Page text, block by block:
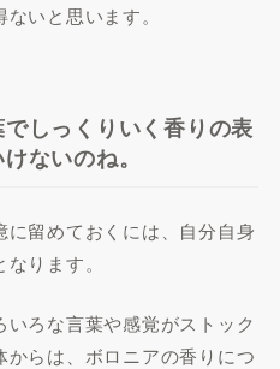
いと思います。
しっくりいく香りの表
ないのね。
留めておくには、自分自身
ります。
ろな言葉や感覚がストック
らは、ボロニアの香りにつ